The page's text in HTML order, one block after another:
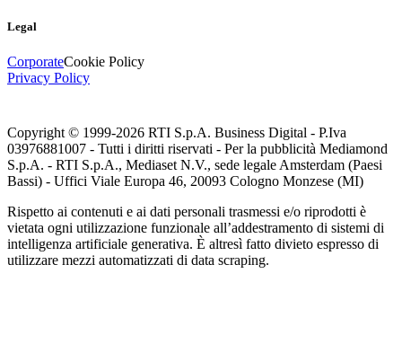
Legal
CorporateCookie Policy
Privacy Policy
Copyright © 1999-2026 RTI S.p.A. Business Digital - P.Iva
03976881007 - Tutti i diritti riservati - Per la pubblicità Mediamond
S.p.A. - RTI S.p.A., Mediaset N.V., sede legale Amsterdam (Paesi
Bassi) - Uffici Viale Europa 46, 20093 Cologno Monzese (MI)
Rispetto ai contenuti e ai dati personali trasmessi e/o riprodotti è
vietata ogni utilizzazione funzionale all’addestramento di sistemi di
intelligenza artificiale generativa. È altresì fatto divieto espresso di
utilizzare mezzi automatizzati di data scraping.